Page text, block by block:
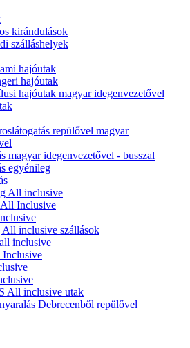
kirándulások
szálláshelyek
hajóutak
hajóutak
hajóutak magyar idegenvezetővel
repülővel magyar
magyar idegenvezetővel - busszal
egyénileg
All inclusive
Inclusive
All inclusive szállások
inclusive
All inclusive utak
Debrecenből repülővel